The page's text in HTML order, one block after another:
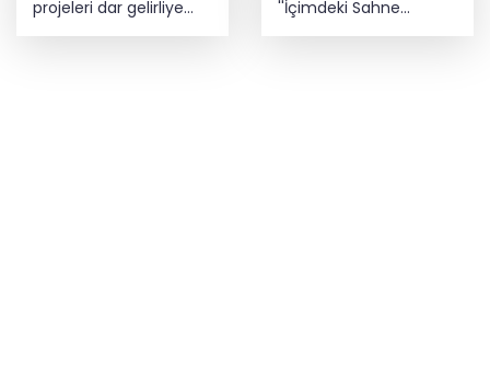
projeleri dar gelirliye
''İçimdeki Sahne